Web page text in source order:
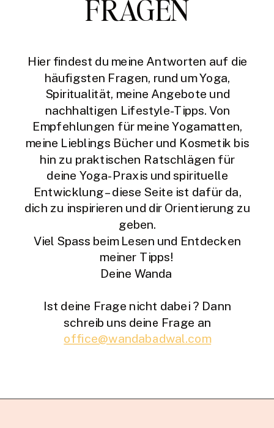
Hier findest du meine Antworten auf die
häufigsten Fragen, rund um Yoga,
Spiritualität, meine Angebote und
nachhaltigen Lifestyle-Tipps. Von
Empfehlungen für meine Yogamatten,
meine Lieblings Bücher und Kosmetik bis
hin zu praktischen Ratschlägen für
deine Yoga-Praxis und spirituelle
Entwicklung – diese Seite ist dafür da,
dich zu inspirieren und dir Orientierung zu
geben.
Viel Spass beim Lesen und Entdecken
meiner Tipps!
Deine Wanda
Ist deine Frage nicht dabei ? Dann
schreib uns deine Frage an
office@wandabadwal.com
FRAGEN